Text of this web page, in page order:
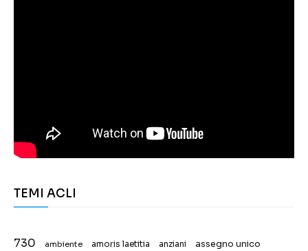
TEMI ACLI
730 ambiente amoris laetitia anziani assegno unico